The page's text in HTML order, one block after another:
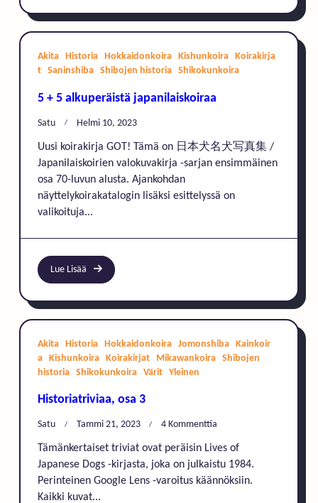
Akita Historia Hokkaidonkoira Kishunkoira
Koirakirja
t
Saninshiba Shibojen historia Shikokunkoira
5 + 5 alkuperäistä japanilaiskoiraa
Satu Helmi 10, 2023
Uusi koirakirja GOT! Tämä on 日本犬名犬写真集 /
Japanilaiskoirien valokuvakirja -sarjan ensimmäinen
osa 70-luvun alusta. Ajankohdan
näyttelykoirakatalogin lisäksi esittelyssä on
valikoituja...
Lue Lisää
Akita Historia Hokkaidonkoira Jomonshiba
Kainkoir
a
Kishunkoira Koirakirjat Mikawankoira
Shibojen
historia
Shikokunkoira Värit Yleinen
Historiatriviaa, osa 3
Satu Tammi 21, 2023 4 Kommenttia
Osa
3
Tämänkertaiset triviat ovat peräisin Lives of
Japanese Dogs -kirjasta, joka on julkaistu 1984.
Perinteinen Google Lens -varoitus käännöksiin.
Kaikki kuvat...